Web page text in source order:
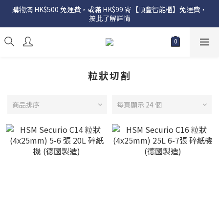
購物滿 HK$500 免運費，或滿 HK$99 寄【順豐智能櫃】免運費，
按此了解詳情
粒狀切割
商品排序 每頁顯示 24 個